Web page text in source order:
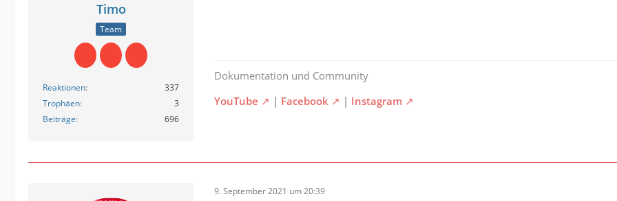
Timo
Team
Reaktionen
337
Trophäen
3
Beiträge
696
Dokumentation und Community
YouTube
| Facebook | Instagram
9. September 2021 um 20:39